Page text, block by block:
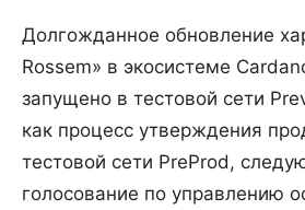
Долгожданное обновление
Rossem» в экосистеме
запущено в тестовой сети
как процесс утверждения
тестовой сети PreProd,
голосование по управлению